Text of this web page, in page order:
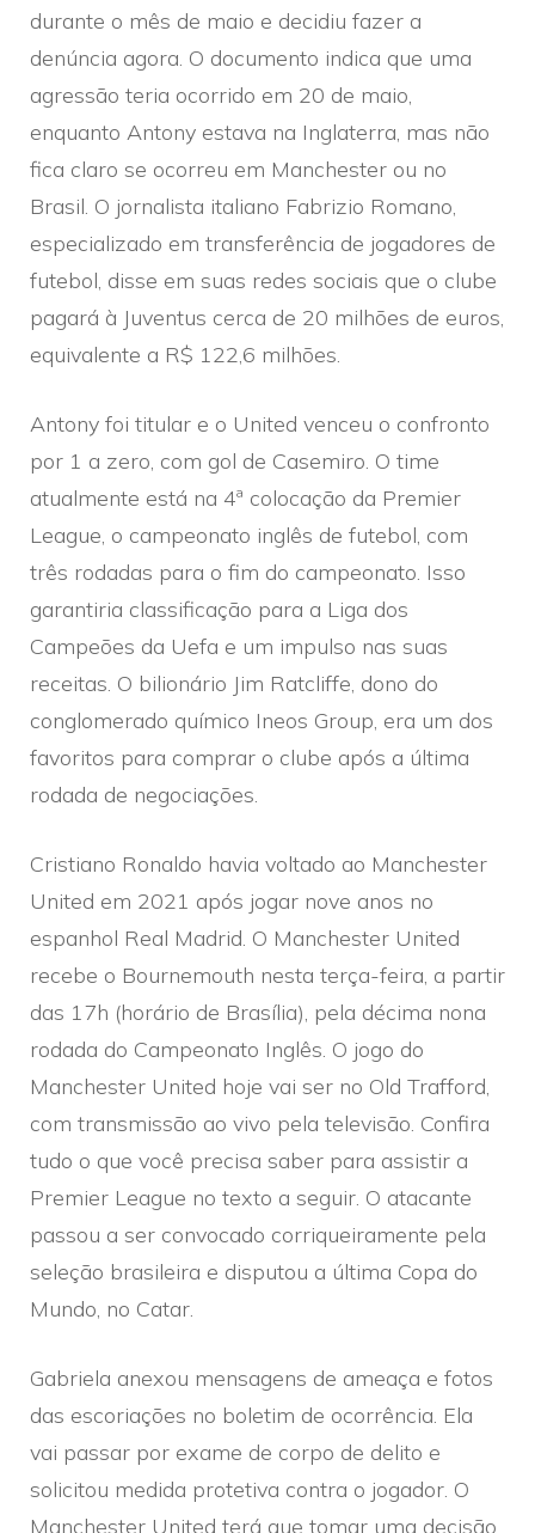
durante o mês de maio e decidiu fazer a
denúncia agora. O documento indica que uma
agressão teria ocorrido em 20 de maio,
enquanto Antony estava na Inglaterra, mas não
fica claro se ocorreu em Manchester ou no
Brasil. O jornalista italiano Fabrizio Romano,
especializado em transferência de jogadores de
futebol, disse em suas redes sociais que o clube
pagará à Juventus cerca de 20 milhões de euros,
equivalente a R$ 122,6 milhões.
Antony foi titular e o United venceu o confronto
por 1 a zero, com gol de Casemiro. O time
atualmente está na 4ª colocação da Premier
League, o campeonato inglês de futebol, com
três rodadas para o fim do campeonato. Isso
garantiria classificação para a Liga dos
Campeões da Uefa e um impulso nas suas
receitas. O bilionário Jim Ratcliffe, dono do
conglomerado químico Ineos Group, era um dos
favoritos para comprar o clube após a última
rodada de negociações.
Cristiano Ronaldo havia voltado ao Manchester
United em 2021 após jogar nove anos no
espanhol Real Madrid. O Manchester United
recebe o Bournemouth nesta terça-feira, a partir
das 17h (horário de Brasília), pela décima nona
rodada do Campeonato Inglês. O jogo do
Manchester United hoje vai ser no Old Trafford,
com transmissão ao vivo pela televisão. Confira
tudo o que você precisa saber para assistir a
Premier League no texto a seguir. O atacante
passou a ser convocado corriqueiramente pela
seleção brasileira e disputou a última Copa do
Mundo, no Catar.
Gabriela anexou mensagens de ameaça e fotos
das escoriações no boletim de ocorrência. Ela
vai passar por exame de corpo de delito e
solicitou medida protetiva contra o jogador. O
Manchester United terá que tomar uma decisão